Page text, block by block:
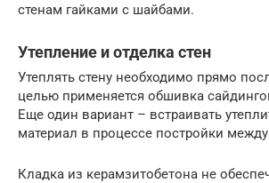
стенам гайками с шайбами.
Утепление и отделка стен
Утеплять стену необходимо прямо
целью применяется обшивка
Еще один вариант – встраивать
материал в процессе постройки
Кладка из керамзитобетона не